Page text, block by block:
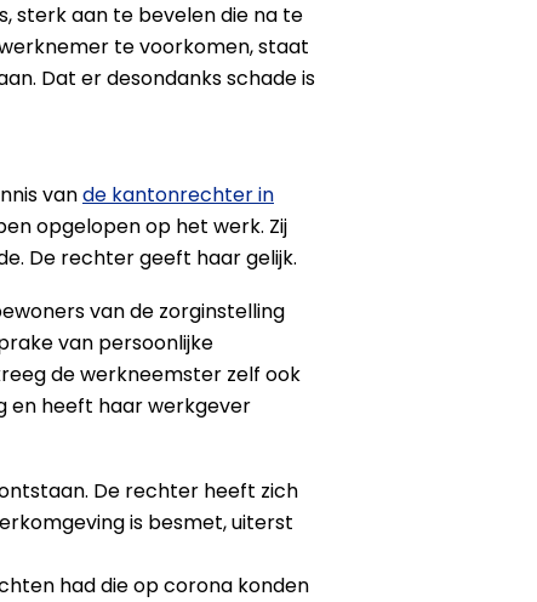
sterk aan te bevelen die na te
te voorkomen, staat
Dat er desondanks schade is
vande kantonrechter in
opgelopen op het werk. Zij
De rechter geeft haar gelijk.
van de zorginstelling
van persoonlijke
de werkneemster zelf ook
en heeft haar werkgever
De rechter heeft zich
is besmet, uiterst
had die op corona konden